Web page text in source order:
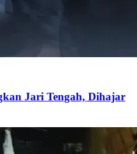
Jari Tengah, Dihajar